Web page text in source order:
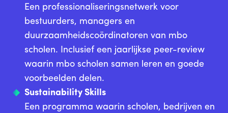
Een professionaliseringsnetwerk voor
bestuurders, managers en
duurzaamheidscoördinatoren van mbo
scholen. Inclusief een jaarlijkse peer-review
waarin mbo scholen samen leren en goede
voorbeelden delen.
Sustainability Skills
Een programma waarin scholen, bedrijven en